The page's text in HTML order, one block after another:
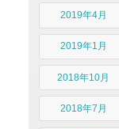
2019年4月
2019年1月
2018年10月
2018年7月